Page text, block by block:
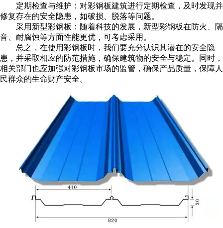
定期检查与维护：对彩钢板建筑进行定期检查，及时发现并
修复存在的安全隐患，如破损、脱落等问题。
采用新型彩钢板：随着科技的发展，新型彩钢板在防火、隔
音、耐腐蚀等方面性能更优，可考虑采用。
总之，在使用彩钢板时，我们要充分认识其潜在的安全隐
患，并采取相应的防范措施，确保建筑物的安全与稳定。同时，
相关部门也应加强对彩钢板市场的监管，确保产品质量，保障人
民群众的生命财产安全。